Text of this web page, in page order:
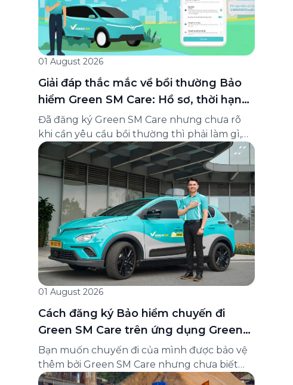
01 August 2026
Giải đáp thắc mắc về bồi thường Bảo
hiểm Green SM Care: Hồ sơ, thời hạn
và cách liên hệ hỗ trợ
Đã đăng ký Green SM Care nhưng chưa rõ
khi cần yêu cầu bồi thường thì phải làm gì,
hồ sơ ra sao, hay giấy chứng nhận bảo hiểm
tìm ở đâu? Bài viết này tổng hợp đầy đủ các
câu hỏi thường gặp nhất về quy trình bồi
thường và hỗ trợ của Green […]
01 August 2026
Cách đăng ký Bảo hiểm chuyến đi
Green SM Care trên ứng dụng Green
SM
Bạn muốn chuyến đi của mình được bảo vệ
thêm bởi Green SM Care nhưng chưa biết
đăng ký ở đâu? Bài viết dưới đây sẽ hướng